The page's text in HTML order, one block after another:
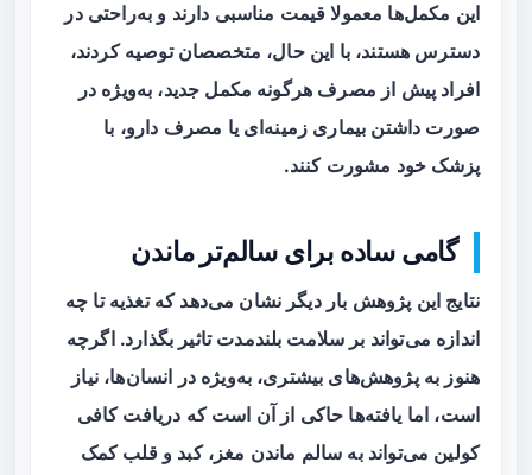
این مکمل‌ها معمولا قیمت مناسبی دارند و به‌راحتی در
دسترس هستند، با این حال، متخصصان توصیه کردند،
افراد پیش از مصرف هرگونه مکمل جدید، به‌ویژه در
صورت داشتن بیماری زمینه‌ای یا مصرف دارو، با
پزشک خود مشورت کنند.
گامی ساده برای سالم‌تر ماندن
نتایج این پژوهش بار دیگر نشان می‌دهد که تغذیه تا چه
اندازه می‌تواند بر سلامت بلندمدت تاثیر بگذارد. اگرچه
هنوز به پژوهش‌های بیشتری، به‌ویژه در انسان‌ها، نیاز
است، اما یافته‌ها حاکی از آن است که دریافت کافی
کولین می‌تواند به سالم ماندن مغز، کبد و قلب کمک